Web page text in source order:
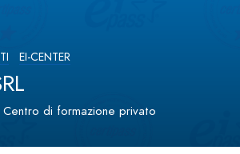
EI-CENTER
Centro di formazione privato